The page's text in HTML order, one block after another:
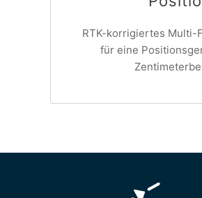
RTK-korrigiertes Multi-
für eine